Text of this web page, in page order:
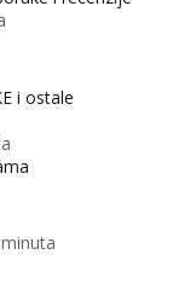
i ostale